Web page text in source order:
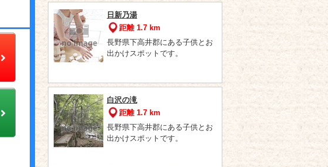
日新乃湯
距離 1.7 km
長野県下高井郡にある子供とお
出かけスポットです。
白沢の滝
距離 1.7 km
長野県下高井郡にある子供とお
出かけスポットです。